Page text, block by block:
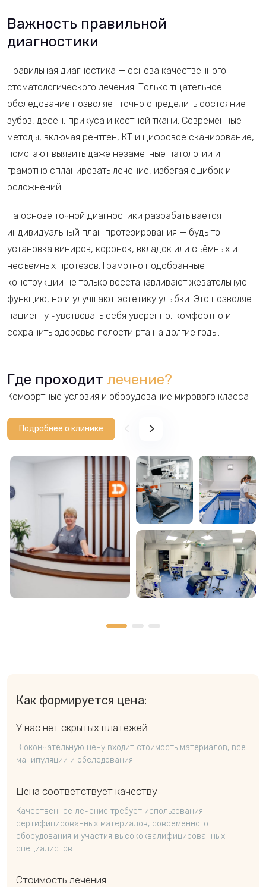
Важность правильной
диагностики
Правильная диагностика — основа качественного
стоматологического лечения. Только тщательное
обследование позволяет точно определить состояние
зубов, десен, прикуса и костной ткани. Современные
методы, включая рентген, КТ и цифровое сканирование,
помогают выявить даже незаметные патологии и
грамотно спланировать лечение, избегая ошибок и
осложнений.
На основе точной диагностики разрабатывается
индивидуальный план протезирования — будь то
установка виниров, коронок, вкладок или съёмных и
несъёмных протезов. Грамотно подобранные
конструкции не только восстанавливают жевательную
функцию, но и улучшают эстетику улыбки. Это позволяет
пациенту чувствовать себя уверенно, комфортно и
сохранить здоровье полости рта на долгие годы.
Где проходит лечение?
Комфортные условия и оборудование мирового класса
Подробнее о клинике
Как формируется цена:
У нас нет скрытых платежей
В окончательную цену входит стоимость материалов, все
манипуляции и обследования.
Цена соответствует качеству
Качественное лечение требует использования
сертифицированных материалов, современного
оборудования и участия высококвалифицированных
специалистов.
Стоимость лечения